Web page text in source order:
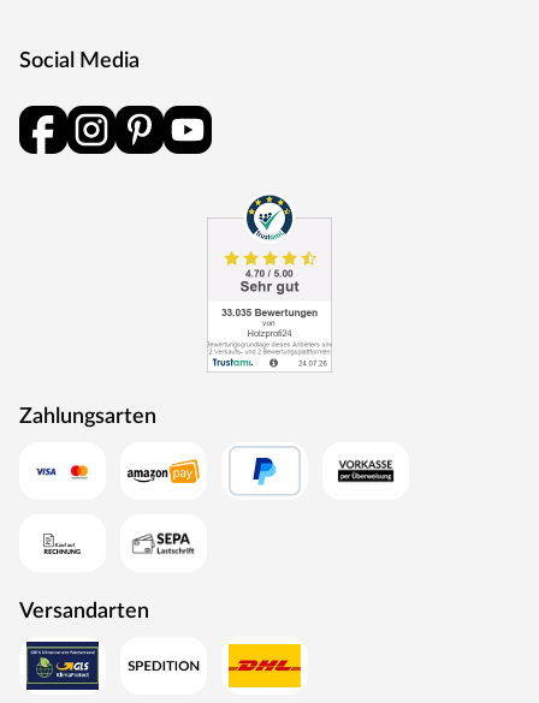
Social Media
Zahlungsarten
Versandarten